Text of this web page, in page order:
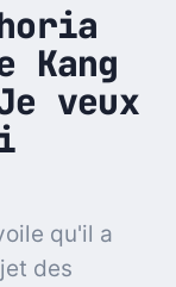
veux
qu'il a
des